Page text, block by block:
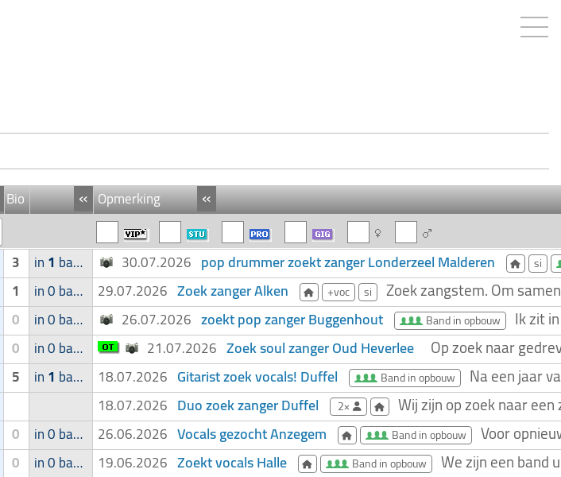
Bio « «
Opmerking
3 in1 band 30.07.2026 pop drummer zoekt zanger Londerzeel Malderen si
1 in 0 band 29.07.2026 Zoek zanger Alken +voc si Zoek zangstem. Om
0 in 0 band 26.07.2026 zoekt pop zanger Buggenhout Band in opbouw Ik zit
0 in 0 band 21.07.2026 Zoek soul zanger Oud Heverlee Op zoek naar
5 in1 band 18.07.2026 Gitarist zoek vocals! Duffel Band in opbouw Na een jaar
18.07.2026 Duo zoek zanger Duffel 2× Wij zijn op zoek naar
0 in 0 band 26.06.2026 Vocals gezocht Anzegem Band in opbouw Voor
0 in 0 band 19.06.2026 Zoekt vocals Halle Band in opbouw We zijn een band